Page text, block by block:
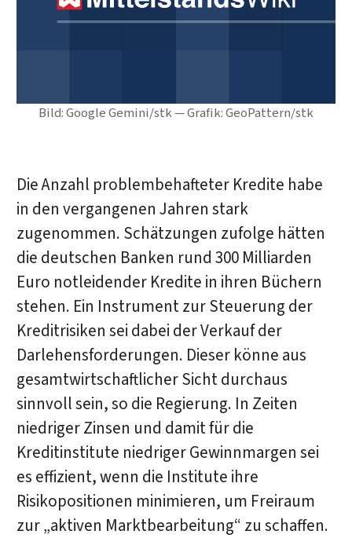
Bild: Google Gemini/stk — Grafik: GeoPattern/stk
Die Anzahl problembehafteter Kredite habe
in den vergangenen Jahren stark
zugenommen. Schätzungen zufolge hätten
die deutschen Banken rund 300 Milliarden
Euro notleidender Kredite in ihren Büchern
stehen. Ein Instrument zur Steuerung der
Kreditrisiken sei dabei der Verkauf der
Darlehensforderungen. Dieser könne aus
gesamtwirtschaftlicher Sicht durchaus
sinnvoll sein, so die Regierung. In Zeiten
niedriger Zinsen und damit für die
Kreditinstitute niedriger Gewinnmargen sei
es effizient, wenn die Institute ihre
Risikopositionen minimieren, um Freiraum
zur „aktiven Marktbearbeitung“ zu schaffen.